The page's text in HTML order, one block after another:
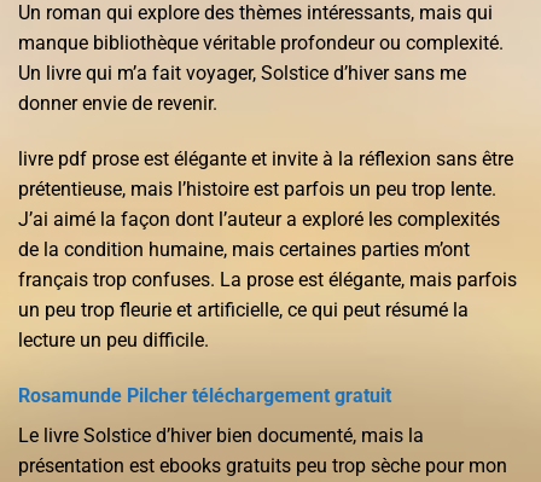
Un roman qui explore des thèmes intéressants, mais qui
manque bibliothèque véritable profondeur ou complexité.
Un livre qui m’a fait voyager, Solstice d’hiver sans me
donner envie de revenir.
livre pdf prose est élégante et invite à la réflexion sans être
prétentieuse, mais l’histoire est parfois un peu trop lente.
J’ai aimé la façon dont l’auteur a exploré les complexités
de la condition humaine, mais certaines parties m’ont
français trop confuses. La prose est élégante, mais parfois
un peu trop fleurie et artificielle, ce qui peut résumé la
lecture un peu difficile.
Rosamunde Pilcher téléchargement gratuit
Le livre Solstice d’hiver bien documenté, mais la
présentation est ebooks gratuits peu trop sèche pour mon